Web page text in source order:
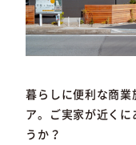
暮らしに便利な商業
ア。ご実家が近く
うか？